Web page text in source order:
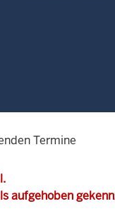
Termine
aufgehoben